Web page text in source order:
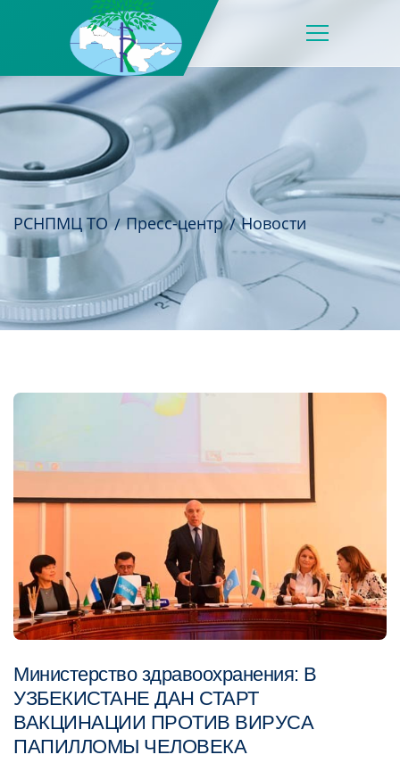
РСНПМЦ ТО Пресс-центр Новости
Министерство здравоохранения: В
УЗБЕКИСТАНЕ ДАН СТАРТ
ВАКЦИНАЦИИ ПРОТИВ ВИРУСА
ПАПИЛЛОМЫ ЧЕЛОВЕКА